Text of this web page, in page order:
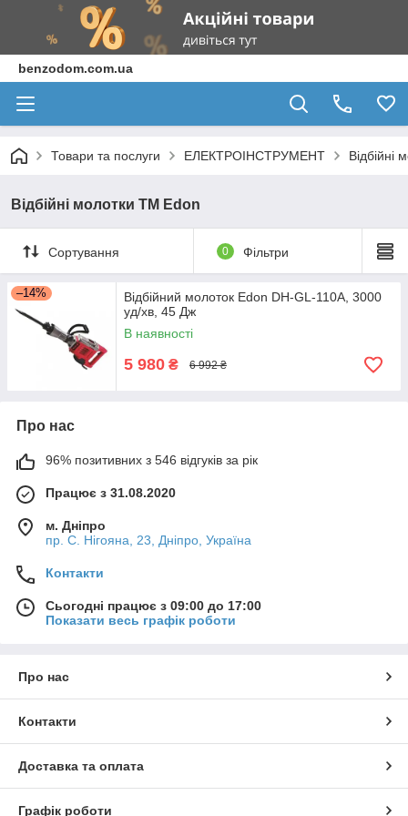
benzodom.com.ua
Товари та послуги ЕЛЕКТРОІНСТРУМЕНТ Відбійні
Відбійні молотки ТМ Edon
Сортування 0 Фільтри
–14%
Відбійний молоток Edon DH-GL-110A, 3000
уд/хв, 45 Дж
В наявності
5 980 ₴ 6 992 ₴
Про нас
96% позитивних з 546 відгуків за рік
Працює з 31.08.2020
м. Дніпро
пр. С. Нігояна, 23, Дніпро, Україна
Контакти
Сьогодні працює з 09:00 до 17:00
Показати весь графік роботи
Про нас
Контакти
Доставка та оплата
Графік роботи